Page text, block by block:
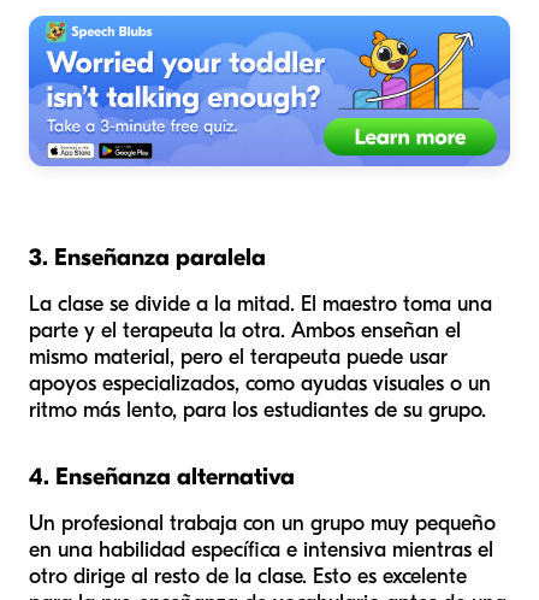
3. Enseñanza paralela
La clase se divide a la mitad. El maestro toma una
parte y el terapeuta la otra. Ambos enseñan el
mismo material, pero el terapeuta puede usar
apoyos especializados, como ayudas visuales o un
ritmo más lento, para los estudiantes de su grupo.
4. Enseñanza alternativa
Un profesional trabaja con un grupo muy pequeño
en una habilidad específica e intensiva mientras el
otro dirige al resto de la clase. Esto es excelente